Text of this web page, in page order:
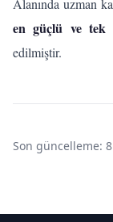
Alanında uzman
en güçlü ve tek
edilmiştir.
Son güncelleme: